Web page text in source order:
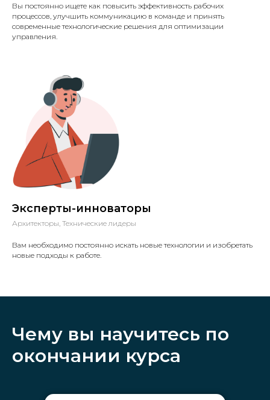
Вы постоянно ищете как повысить эффективность рабочих
процессов, улучшить коммуникацию в команде и принять
современные технологические решения для оптимизации
управления.
Эксперты-инноваторы
Архитекторы, Технические лидеры
Вам необходимо постоянно искать новые технологии и изобретать
новые подходы к работе.
Чему вы научитесь по
окончании курса